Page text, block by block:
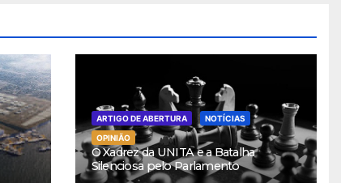
ARTIGO DE ABERTURA
NOTÍCIAS
OPINIÃO
O Xadrez da UNITA e a Batalha
Silenciosa pelo Parlamento